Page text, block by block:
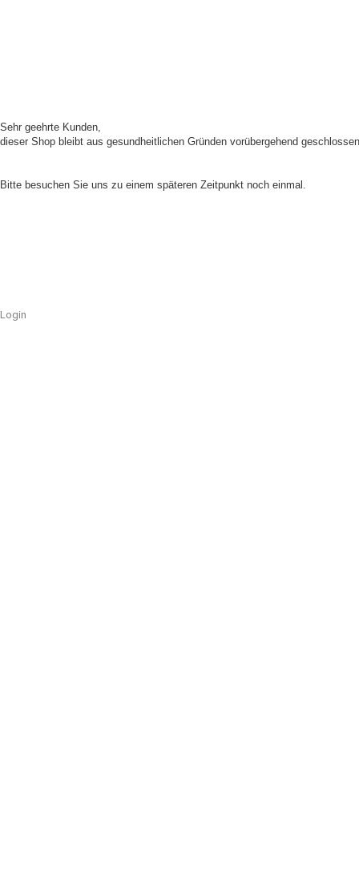
Sehr geehrte Kunden,
dieser Shop bleibt aus gesundheitlichen Gründen vorübergehend
Bitte besuchen Sie uns zu einem späteren Zeitpunkt noch einmal.
Login